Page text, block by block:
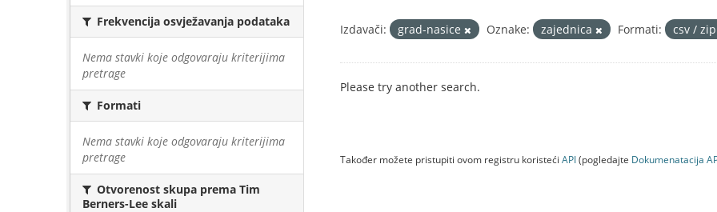
Frekvencija osvježavanja podataka
Nema stavki koje odgovaraju kriterijima
pretrage
Formati
Nema stavki koje odgovaraju kriterijima
pretrage
Otvorenost skupa prema Tim
Berners-Lee skali
Izdavači: grad-nasice Oznake: zajednica Formati: csv / zip
Please try another search.
Također možete pristupiti ovom registru koristeći API(pogledajte Dokumenаtаcijа